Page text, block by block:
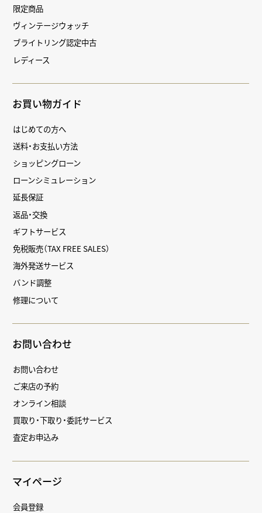
限定商品
ヴィンテージウォッチ
ブライトリング認定中古
レディース
お買い物ガイド
はじめての方へ
送料・お支払い方法
ショッピングローン
ローンシミュレーション
延長保証
返品・交換
ギフトサービス
免税販売（TAX FREE SALES）
海外発送サービス
バンド調整
修理について
お問い合わせ
お問い合わせ
ご来店の予約
オンライン相談
買取り・下取り・委託サービス
査定お申込み
マイページ
会員登録